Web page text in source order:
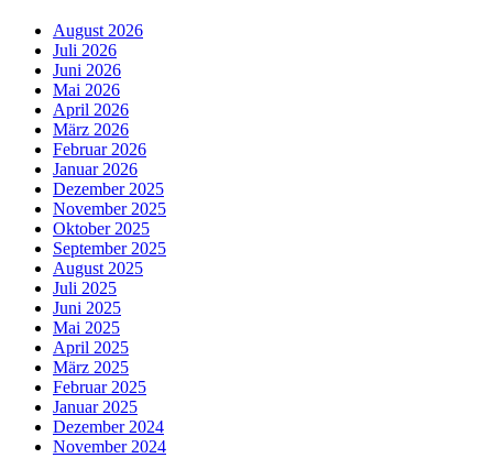
August 2026
Juli 2026
Juni 2026
Mai 2026
April 2026
März 2026
Februar 2026
Januar 2026
Dezember 2025
November 2025
Oktober 2025
September 2025
August 2025
Juli 2025
Juni 2025
Mai 2025
April 2025
März 2025
Februar 2025
Januar 2025
Dezember 2024
November 2024